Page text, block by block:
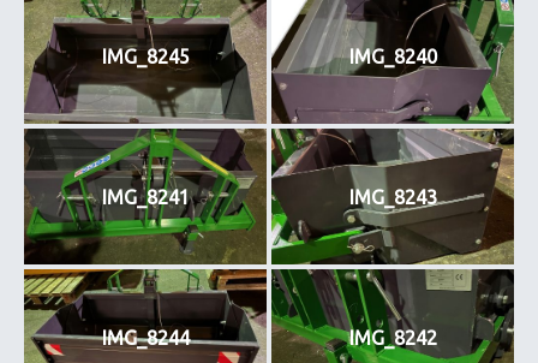
IMG_8245 IMG_8240
IMG_8241 IMG_8243
IMG_8244 IMG_8242